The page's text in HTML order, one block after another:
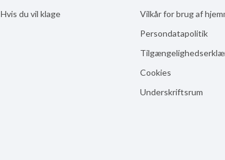
Hvis du vil klage
Vilkår for brug af
Persondatapolitik
Cookies
Underskriftsrum